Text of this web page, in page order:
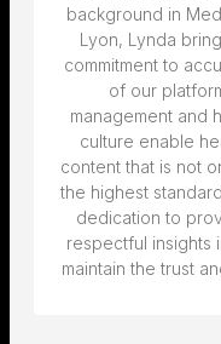
background in
Lyon, Lynda
commitment to
of our
management and
culture enable
content that is not
the highest
dedication to
respectful insights
maintain the trust